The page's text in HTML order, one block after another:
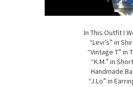
In This Outfit I
“Levi’s” in
“Vintage T” in
“K.M.” in
Handmade
“J.Lo” in